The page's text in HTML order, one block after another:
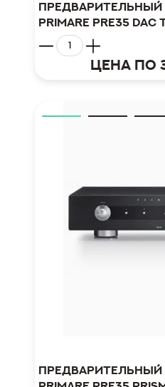
Предварительный
Primare Pre35 DAC
Цена по
Предварительный